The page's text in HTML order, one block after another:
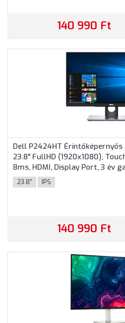
140 990 Ft
Dell P2424HT Érintőképernyős
23.8" FullHD (1920x1080),
8ms, HDMI, Display Port, 3 év
23.8" IPS
140 990 Ft